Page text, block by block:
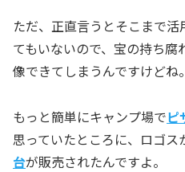
ただ、正直言うとそこまで
てもいないので、宝の持ち
像できてしまうんですけどね。
もっと簡単にキャンプ場でピ
思っていたところに、ロゴス
台が販売されたんですよ。